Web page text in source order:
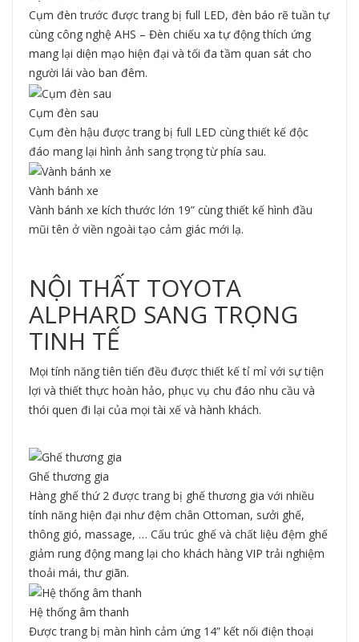
Cụm đèn trước được trang bị full LED, đèn báo rẽ tuần tự
cùng công nghệ AHS – Đèn chiếu xa tự động thích ứng
mang lại diện mạo hiện đại và tối đa tầm quan sát cho
người lái vào ban đêm.
Cụm đèn sau
Cụm đèn hậu được trang bị full LED cùng thiết kế độc
đáo mang lại hình ảnh sang trọng từ phía sau.
Vành bánh xe
Vành bánh xe kích thước lớn 19” cùng thiết kế hình đầu
mũi tên ở viền ngoài tạo cảm giác mới lạ.
NỘI THẤT TOYOTA
ALPHARD SANG TRỌNG
TINH TẾ
Mọi tính năng tiên tiến đều được thiết kế tỉ mỉ với sự tiện
lợi và thiết thực hoàn hảo, phục vụ chu đáo nhu cầu và
thói quen đi lại của mọi tài xế và hành khách.
Ghế thương gia
Hàng ghế thứ 2 được trang bị ghế thương gia với nhiều
tính năng hiện đại như đệm chân Ottoman, sưởi ghế,
thông gió, massage, … Cấu trúc ghế và chất liệu đệm ghế
giảm rung động mang lại cho khách hàng VIP trải nghiệm
thoải mái, thư giãn.
Hệ thống âm thanh
Được trang bị màn hình cảm ứng 14” kết nối điện thoại